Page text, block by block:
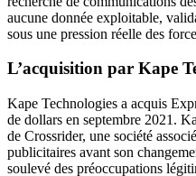
aucune donnée exploitable,
sous une pression réelle des
L’acquisition par Kape
Kape Technologies a acquis
de dollars en septembre 2021.
de Crossrider, une société
publicitaires avant son
soulevé des préoccupations